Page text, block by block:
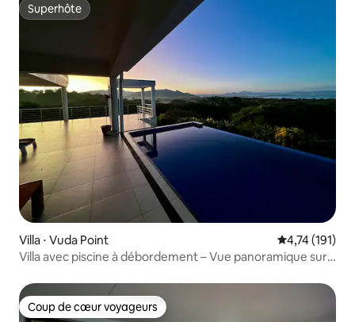
Superhôte
Superhôte
Villa ⋅ Vuda Point Évaluation
4,74 (191)
Villa avec piscine à débordement – Vue panoramique sur
Coup de cœur voyageurs
Coup de cœur voyageurs